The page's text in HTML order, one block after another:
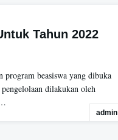
Tahun 2022
beasiswa yang dibuka
dilakukan oleh
admin